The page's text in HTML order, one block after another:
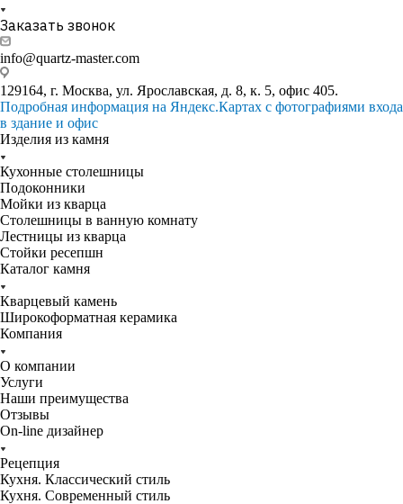
Заказать звонок
info@quartz-master.com
129164, г. Москва, ул. Ярославская, д. 8, к. 5, офис 405.
Подробная информация на Яндекс.Картах с фотографиями входа
в здание и офис
Изделия из камня
Кухонные столешницы
Подоконники
Мойки из кварца
Столешницы в ванную комнату
Лестницы из кварца
Стойки ресепшн
Каталог камня
Кварцевый камень
Широкоформатная керамика
Компания
О компании
Услуги
Наши преимущества
Отзывы
On-line дизайнер
Рецепция
Кухня. Классический стиль
Кухня. Современный стиль